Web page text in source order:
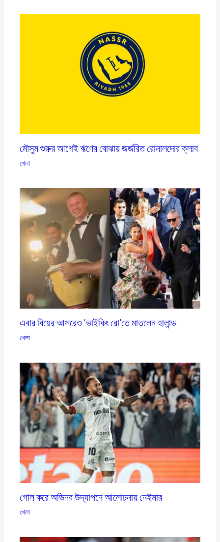
মৌসুম শুরুর আগেই ঋণের বোঝায় জর্জরিত রোনালদোর ক্লাব
খেলা
এবার বিয়ের আসরেও ‘ভাইকিং রো’তে মাতলেন হালান্ড
খেলা
গোল করে অভিনব উদ্‌যাপনে আলোচনায় নেইমার
খেলা